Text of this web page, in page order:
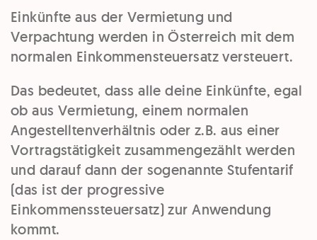
Einkünfte aus der Vermietung und
Verpachtung werden in Österreich mit dem
normalen Einkommensteuersatz versteuert.
Das bedeutet, dass alle deine Einkünfte, egal
ob aus Vermietung, einem normalen
Angestelltenverhältnis oder z.B. aus einer
Vortragstätigkeit zusammengezählt werden
und darauf dann der sogenannte Stufentarif
(das ist der progressive
Einkommenssteuersatz) zur Anwendung
kommt.